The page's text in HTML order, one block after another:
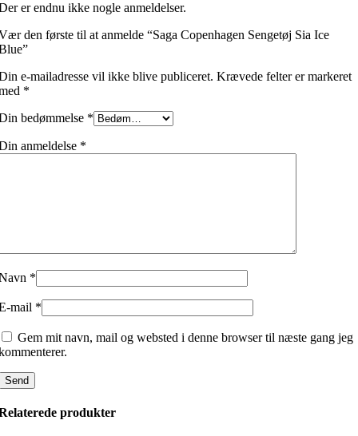
er endnu ikke nogle anmeldelser.
den første til at anmelde “Saga Copenhagen Sengetøj Sia Ice
e-mailadresse vil ikke blive publiceret. Krævede felter er markeret
*
bedømmelse *
anmeldelse *
*
mail *
Gem mit navn, mail og websted i denne browser til næste gang jeg
produkter